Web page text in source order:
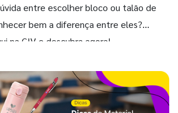
entre escolher bloco ou talão de
bem a diferença entre eles?
na GIV e descubra agora!